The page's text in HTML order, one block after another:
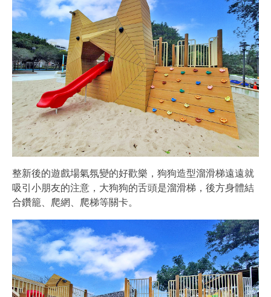
整新後的遊戲場氣氛變的好歡樂，狗狗造型溜滑梯遠遠就
吸引小朋友的注意，大狗狗的舌頭是溜滑梯，後方身體結
合鑽籠、爬網、爬梯等關卡。